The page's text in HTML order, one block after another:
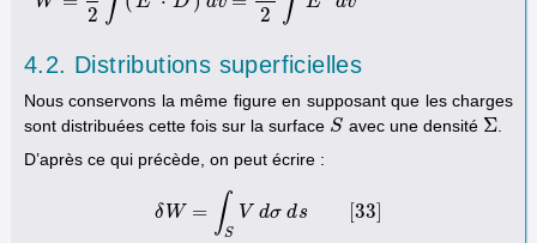
2
2
4.2. Distributions superficielles
Nous conservons la même figure en supposant que les charges
sont distribuées cette fois sur la surface S
S avec une densité Σ
Σ .
D’après ce qui précède, on peut écrire :
δ W = ∫S
V dσ ds 33
δ W= SV dσ ds